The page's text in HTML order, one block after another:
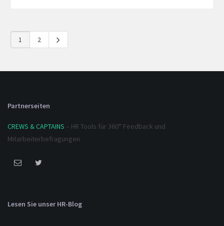
1 2
Partnerseiten
CREWS & CAPTAINS – HR Tools für 360° Feedback und
Mitarbeiterbefragungen
Lesen Sie unser HR-Blog